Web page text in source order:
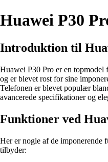
Huawei P30
Introduktion til
Huawei P30 Pro er en topmodel
og er blevet rost for sine
Telefonen er blevet populær
avancerede specifikationer og
Funktioner ved
Her er nogle af de imponerende
tilbyder: